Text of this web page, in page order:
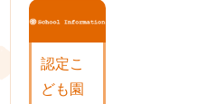
認定こ
ども園